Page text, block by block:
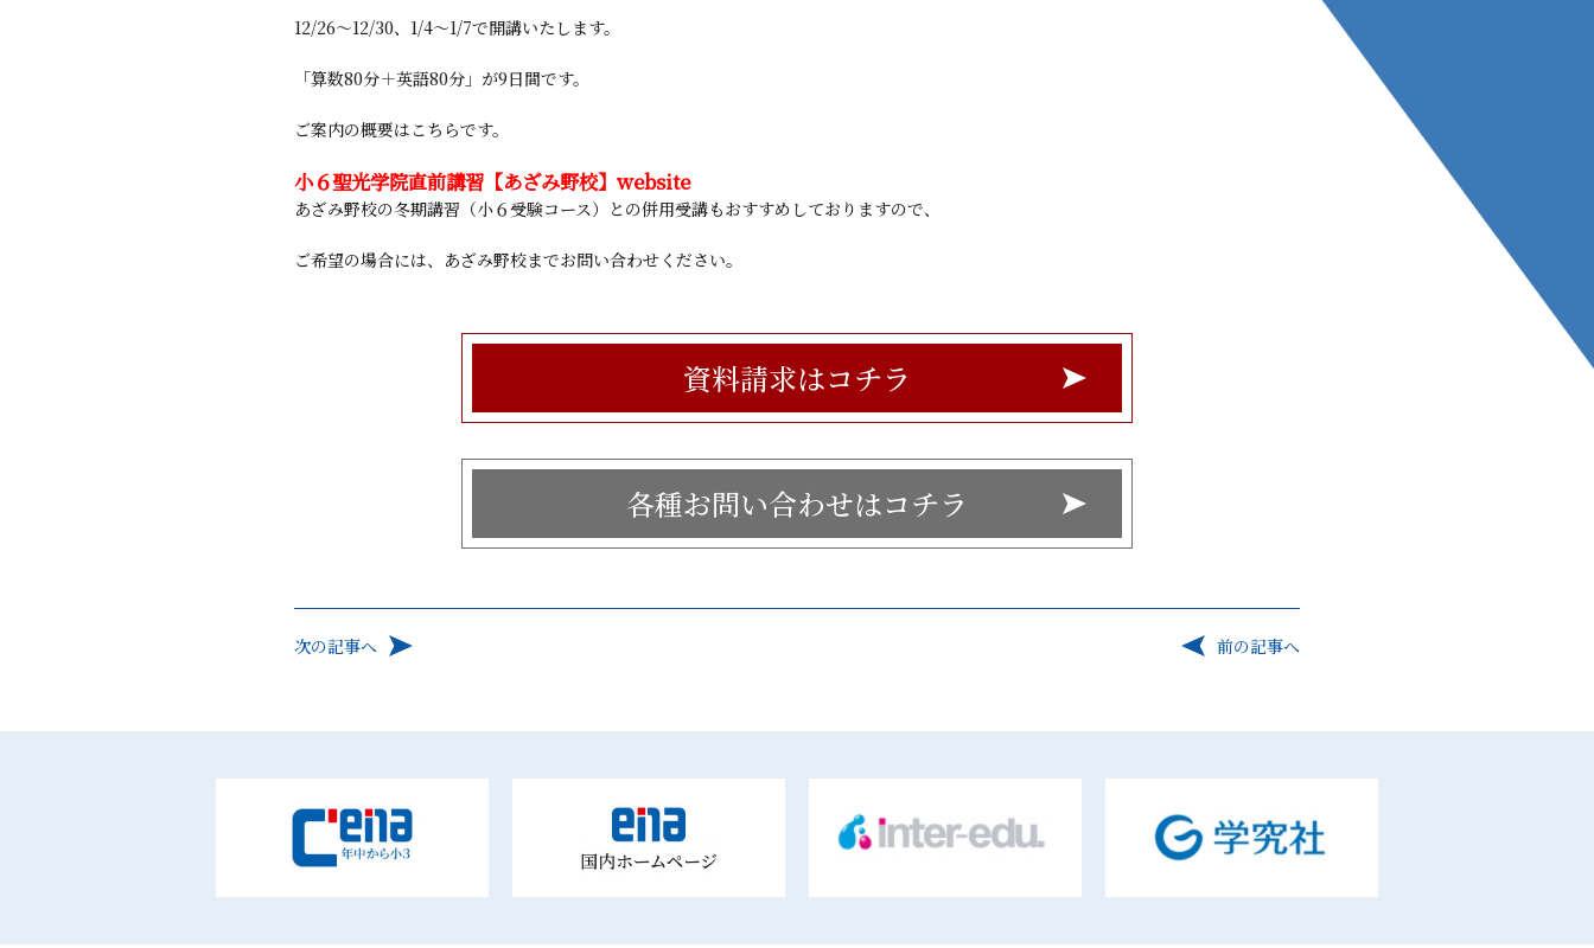
12/26～12/30、1/4～1/7で開講いたします。
「算数80分＋英語80分」が9日間です。
ご案内の概要はこちらです。
小６聖光学院直前講習【あざみ野校】website
あざみ野校の冬期講習（小６受験コース）との併用受講もおすすめしておりますので、
ご希望の場合には、あざみ野校までお問い合わせください。
資料請求はコチラ
各種お問い合わせはコチラ
次の記事へ 前の記事へ